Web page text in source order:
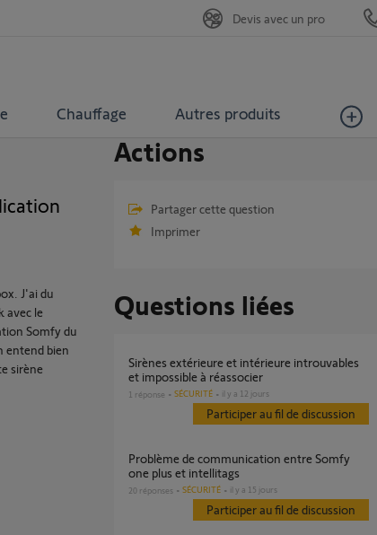
Chauffage Autres produits
Devis avec un pro
J'ai du
avec le
Somfy du
entend bien
sirène
Actions
Partager cette question
Imprimer
Questions liées
Sirènes extérieure et intérieure introuvables
et impossible à réassocier
1 réponse SÉCURITÉ il y a 12 jours
Participer au fil de discussion
Problème de communication entre Somfy
one plus et intellitags
20 réponses SÉCURITÉ il y a 15 jours
Participer au fil de discussion